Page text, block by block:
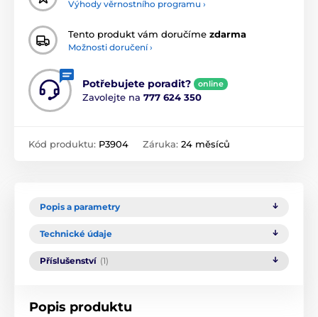
Výhody věrnostního programu ›
Tento produkt vám doručíme zdarma
Možnosti doručení ›
Potřebujete poradit? online
Zavolejte na 777 624 350
Kód produktu: P3904 Záruka: 24 měsíců
Popis a parametry
Technické údaje
Příslušenství (1)
Popis produktu